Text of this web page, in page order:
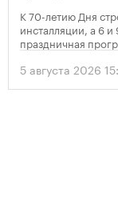
К 70-летию Дня
инсталляции, а 6
праздничная
5 августа 2026